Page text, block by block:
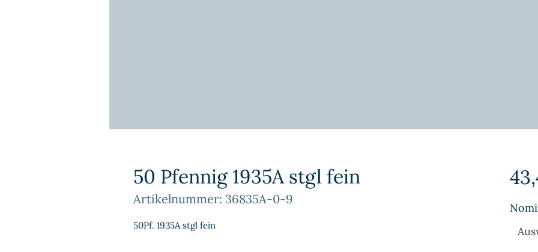
50 Pfennig 1935A stgl fein
Artikelnummer: 36835A-0-9
50Pf. 1935A stgl fein